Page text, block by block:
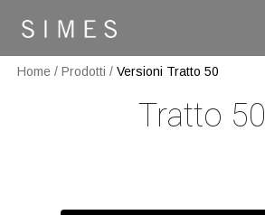
Home / Prodotti / Versioni Tratto 50
Tratto 50